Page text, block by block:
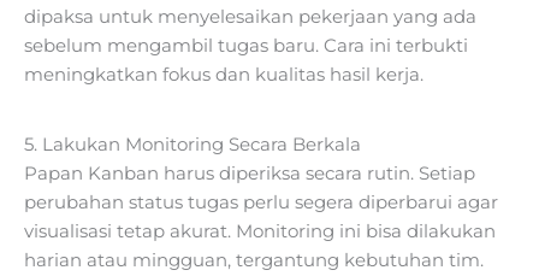
dipaksa untuk menyelesaikan pekerjaan yang ada
sebelum mengambil tugas baru. Cara ini terbukti
meningkatkan fokus dan kualitas hasil kerja.
5. Lakukan Monitoring Secara Berkala
Papan Kanban harus diperiksa secara rutin. Setiap
perubahan status tugas perlu segera diperbarui agar
visualisasi tetap akurat. Monitoring ini bisa dilakukan
harian atau mingguan, tergantung kebutuhan tim.